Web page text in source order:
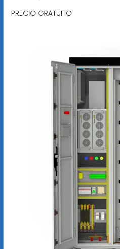
PRECIO GRATUITO